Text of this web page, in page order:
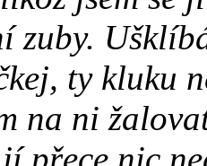
zuby.
ty kluku
na ni
přece nic